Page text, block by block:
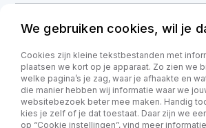
We gebruiken cookies, wil je
Cookies zijn kleine tekstbestanden met
plaatsen we kort op je apparaat. Zo zien we
welke pagina’s je zag, waar je afhaakte en
die manier hebben wij informatie waar we
websitebezoek beter mee maken. Handig
kies je zelf of je dat toestaat. Daar zijn we
op “Cookie instellingen”, vind meer